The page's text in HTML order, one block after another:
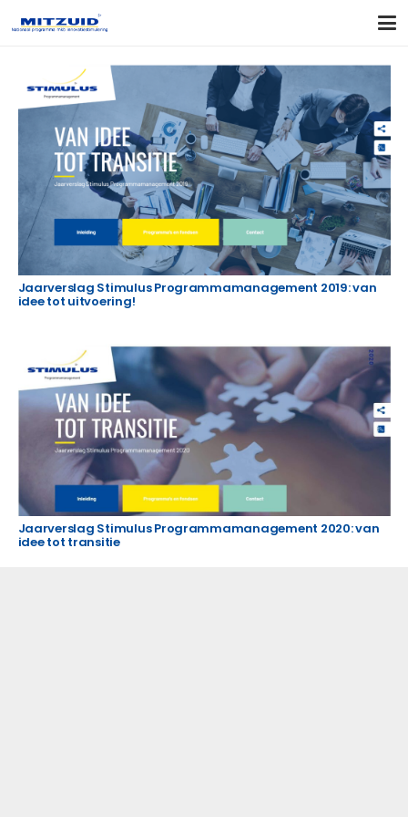
Jaarverslag Stimulus Programmamanagement 2019: van
idee tot uitvoering!
Jaarverslag Stimulus Programmamanagement 2020: van
idee tot transitie